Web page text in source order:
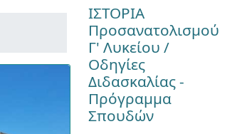
ΙΣΤΟΡΙΑ
Προσανατολισμού
Γ' Λυκείου /
Οδηγίες
Διδασκαλίας -
Πρόγραμμα
Σπουδών